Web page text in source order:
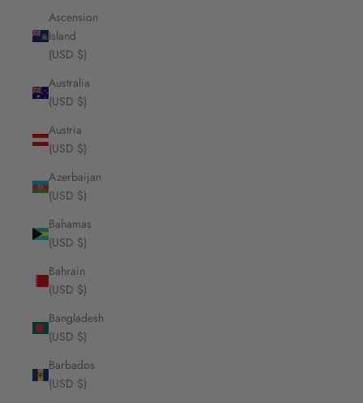
Ascension
Island
(USD $)
Australia
(USD $)
Austria
(USD $)
Azerbaijan
(USD $)
Bahamas
(USD $)
Bahrain
(USD $)
Bangladesh
(USD $)
Barbados
(USD $)